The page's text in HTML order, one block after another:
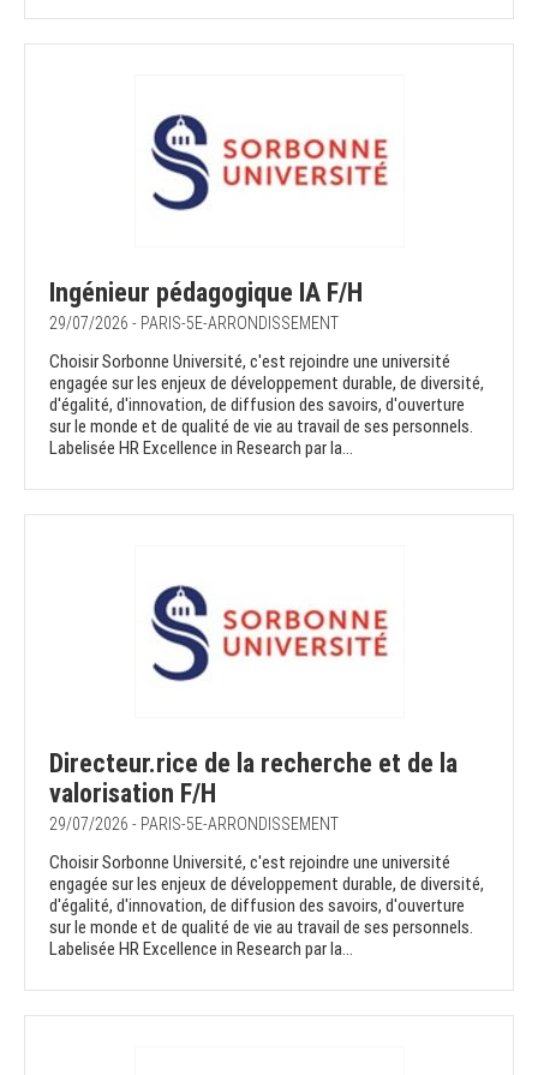
Ingénieur pédagogique IA F/H
29/07/2026 - PARIS-5E-ARRONDISSEMENT
Choisir Sorbonne Université, c'est rejoindre une université
engagée sur les enjeux de développement durable, de diversité,
d'égalité, d'innovation, de diffusion des savoirs, d'ouverture
sur le monde et de qualité de vie au travail de ses personnels.
Labelisée HR Excellence in Research par la...
Directeur.rice de la recherche et de la
valorisation F/H
29/07/2026 - PARIS-5E-ARRONDISSEMENT
Choisir Sorbonne Université, c'est rejoindre une université
engagée sur les enjeux de développement durable, de diversité,
d'égalité, d'innovation, de diffusion des savoirs, d'ouverture
sur le monde et de qualité de vie au travail de ses personnels.
Labelisée HR Excellence in Research par la...